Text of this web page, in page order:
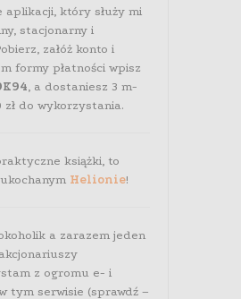
aplikacji, który służy mi
stacjonarny i
załóż konto i
formy płatności wpisz
, a dostaniesz 3 m-
zł do wykorzystania.
książki, to
Helionie!
a zarazem jeden
z ogromu e- i
tym serwisie (sprawdź –